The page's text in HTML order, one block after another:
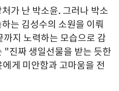
가 난 박소윤. 그러나 박소
는 김성수의 소원을 이뤄
까지 노력하는 모습으로 감
"진짜 생일선물을 받는 듯한
게 미안함과 고마움을 전